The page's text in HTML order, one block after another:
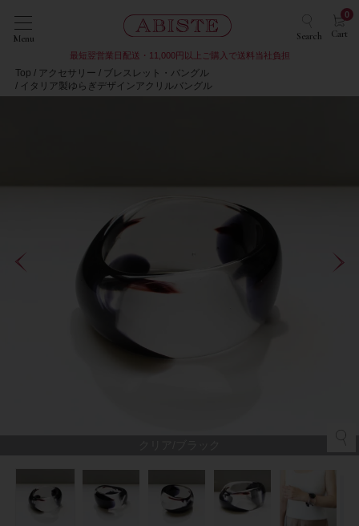
Menu Search Cart
0
最短翌営業日配送・11,000円以上ご購入で送料当社負担
Top アクセサリー
ブレスレット・バングル
イタリア製ゆらぎデザインアクリルバングル